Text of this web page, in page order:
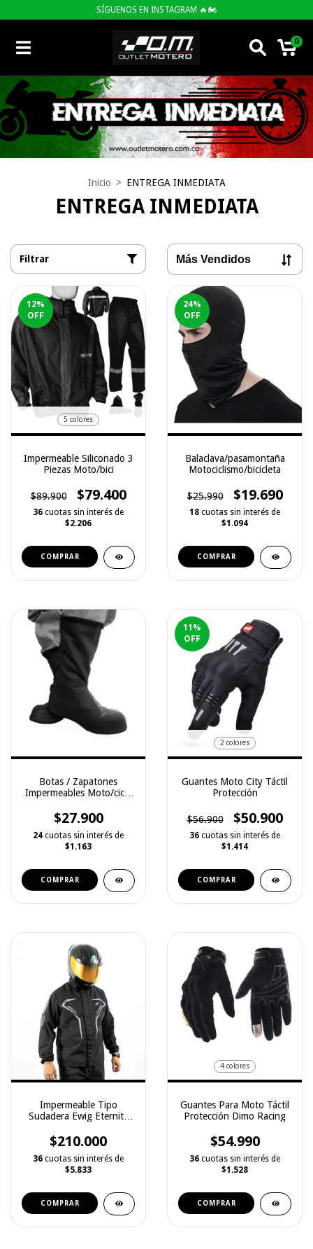
SÍGUENOS EN INSTAGRAM 🔥🏍
0
Inicio > ENTREGA INMEDIATA
ENTREGA INMEDIATA
Filtrar
12%
OFF
5 colores
Impermeable Siliconado 3
Piezas Moto/bici
$89.900 $79.400
36 cuotas sin interés de
$2.206
COMPRAR
24%
OFF
Balaclava/pasamontaña
Motociclismo/bicicleta
$25.990 $19.690
18 cuotas sin interés de
$1.094
COMPRAR
Botas / Zapatones
Impermeables Moto/cicla
$27.900
24 cuotas sin interés de
$1.163
COMPRAR
11 %
OFF
2 colores
Guantes Moto City Táctil
Protección
$56.900 $50.900
36 cuotas sin interés de
$1.414
COMPRAR
Impermeable Tipo
Sudadera Ewig Eternity
$210.000
36 cuotas sin interés de
$5.833
COMPRAR
4 colores
Guantes Para Moto Táctil
Protección Dimo Racing
$54.990
36 cuotas sin interés de
$1.528
COMPRAR